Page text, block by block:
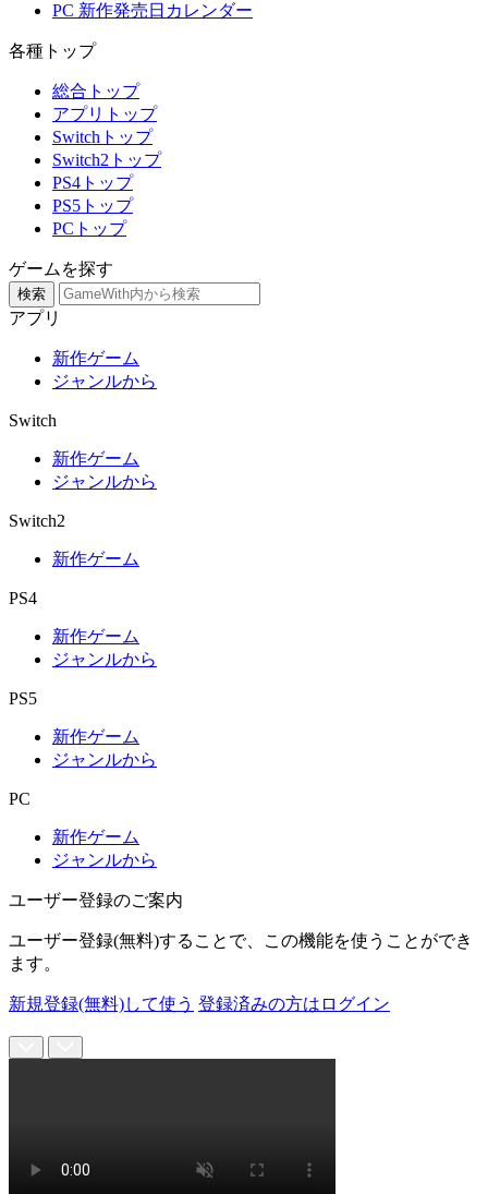
PC 新作発売日カレンダー
各種トップ
総合トップ
アプリトップ
Switchトップ
Switch2トップ
PS4トップ
PS5トップ
PCトップ
ゲームを探す
検索
アプリ
新作ゲーム
ジャンルから
Switch
新作ゲーム
ジャンルから
Switch2
新作ゲーム
PS4
新作ゲーム
ジャンルから
PS5
新作ゲーム
ジャンルから
PC
新作ゲーム
ジャンルから
ユーザー登録のご案内
ユーザー登録(無料)することで、この機能を使うことができ
ます。
新規登録(無料)して使う 登録済みの方はログイン